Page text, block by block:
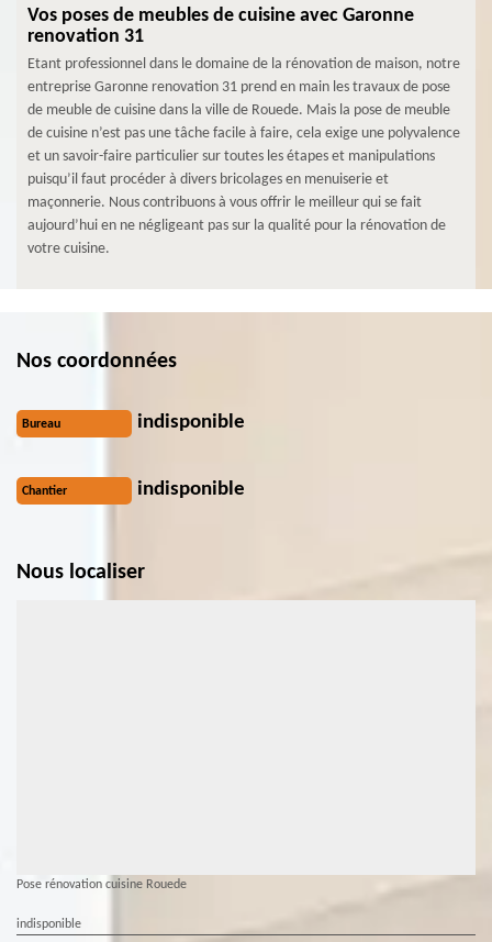
Vos poses de meubles de cuisine avec Garonne
renovation 31
Etant professionnel dans le domaine de la rénovation de maison, notre
entreprise Garonne renovation 31 prend en main les travaux de pose
de meuble de cuisine dans la ville de Rouede. Mais la pose de meuble
de cuisine n’est pas une tâche facile à faire, cela exige une polyvalence
et un savoir-faire particulier sur toutes les étapes et manipulations
puisqu’il faut procéder à divers bricolages en menuiserie et
maçonnerie. Nous contribuons à vous offrir le meilleur qui se fait
aujourd’hui en ne négligeant pas sur la qualité pour la rénovation de
votre cuisine.
Nos coordonnées
Bureau indisponible
Chantier indisponible
Nous localiser
Pose rénovation cuisine Rouede
indisponible